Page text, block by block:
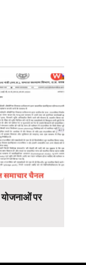
योजनाओं पर